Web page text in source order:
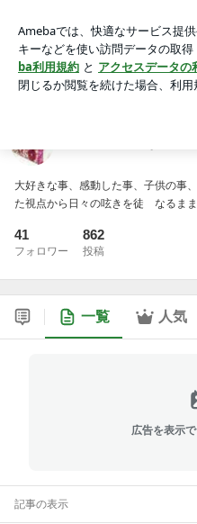
アプリをダウンロードして ブロ
ょう。
大好きな事、感動した事、子供の事
た視点から日々の呟きを徒ゝなるま
41
フォロワー
862
投稿
一覧 人気
広告を表示
記事の表示